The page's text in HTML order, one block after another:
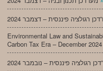
Environmental Law and
Carbon Tax Era – December 2024